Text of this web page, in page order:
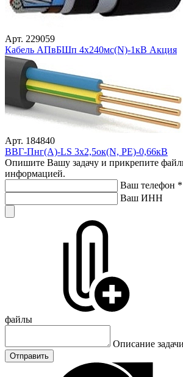
Арт. 229059
Кабель АПвБШп 4х240мс(N)-1кВ Акция
Арт. 184840
ВВГ-Пнг(А)-LS 3х2,5ок(N, PE)-0,66кВ
Опишите Вашу задачу и прикрепите
информацией.
Ваш телефон *
Ваш ИНН
файлы
Описание задачи
Отправить